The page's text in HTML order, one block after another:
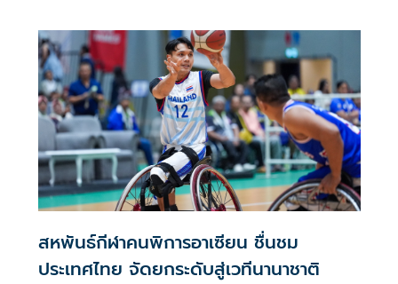
ธันวาคม 2568 ซึ่งถือเป็นอันดับที่ดีที่สุดในรอบกว่า 16 ปี และยัง
คงครองตำแหน่งทีมอันดับ 1 ของอาเซียนอย่างเต็มภาคภูมิใน
ระหว่างการเดินทางอันน่าภาคภูมิใจนี้ "สมิติเวช" ยืนหยัดอยู่
เคียงข้างทีมชาติไทยอย่างไม่เคยห่างหาย ตั้งแต่ปีแรกจนถึงปีที่
3
สหพันธ์กีฬาคนพิการอาเซียน ชื่นชม
ประเทศไทย จัดยกระดับสู่เวทีนานาชาติ